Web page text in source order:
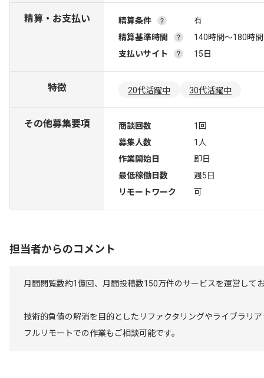
精算・お支払い 精算条件
有
精算基準時間
140時間〜180時間
支払いサイト
15日
特徴 20代活躍中 30代活躍中
その他募集要項 商談回数
1回
募集人数
1人
作業開始日
即日
最低稼働日数
週5日
リモートワーク
可
担当者からのコメント
月間閲覧数約1億回、月間投稿数150万件のサービスを運営して
技術的負債の解消を目的としたリファクタリングやライブラリ
フルリモートでの作業もご相談可能です。